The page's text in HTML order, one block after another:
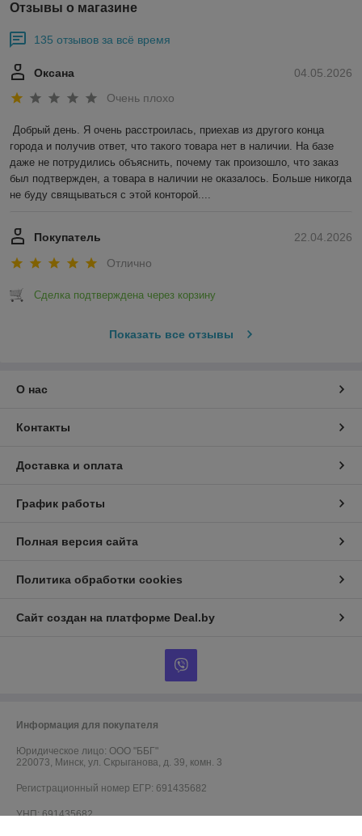
Отзывы о магазине
135 отзывов за всё время
04.05.2026
Оксана
Очень плохо
Добрый день. Я очень расстроилась, приехав из другого конца
города и получив ответ, что такого товара нет в наличии. На базе
даже не потрудились объяснить, почему так произошло, что заказ
был подтвержден, а товара в наличии не оказалось. Больше никогда
не буду свящываться с этой конторой....
22.04.2026
Покупатель
Отлично
Сделка подтверждена через корзину
Показать все отзывы
О нас
Контакты
Доставка и оплата
График работы
Полная версия сайта
Политика обработки cookies
Сайт создан на платформе Deal.by
Информация для покупателя
Юридическое лицо: ООО "ББГ"
220073, Минск, ул. Скрыганова, д. 39, комн. 3
Регистрационный номер ЕГР: 691435682
УНП: 691435682